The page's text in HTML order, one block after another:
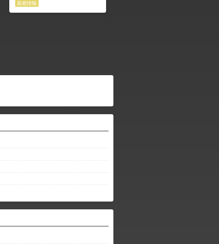
新着情報